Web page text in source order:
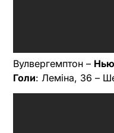
Вулвергемптон –
Голи: Леміна, 36 –